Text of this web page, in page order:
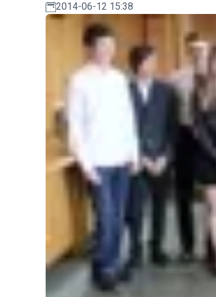
2014-06-12 15:38